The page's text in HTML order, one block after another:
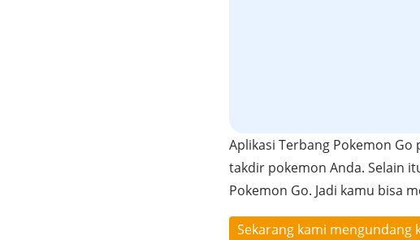
Aplikasi Terbang Pokemon
takdir pokemon Anda. Selain
Pokemon Go. Jadi kamu bisa
Sekarang kami